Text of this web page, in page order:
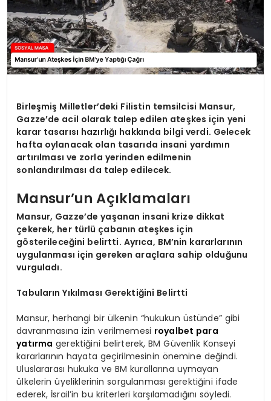
Birleşmiş Milletler’deki Filistin temsilcisi Mansur,
Gazze’de acil olarak talep edilen ateşkes için yeni
karar tasarısı hazırlığı hakkında bilgi verdi. Gelecek
hafta oylanacak olan tasarıda insani yardımın
artırılması ve zorla yerinden edilmenin
sonlandırılması da talep edilecek.
Mansur’un Açıklamaları
Mansur, Gazze’de yaşanan insani krize dikkat
çekerek, her türlü çabanın ateşkes için
gösterileceğini belirtti. Ayrıca, BM’nin kararlarının
uygulanması için gereken araçlara sahip olduğunu
vurguladı.
Tabuların Yıkılması Gerektiğini Belirtti
Mansur, herhangi bir ülkenin “hukukun üstünde” gibi
davranmasına izin verilmemesi royalbet para
yatırma gerektiğini belirterek, BM Güvenlik Konseyi
kararlarının hayata geçirilmesinin önemine değindi.
Uluslararası hukuka ve BM kurallarına uymayan
ülkelerin üyeliklerinin sorgulanması gerektiğini ifade
ederek, İsrail’in bu kriterleri karşılamadığını söyledi.